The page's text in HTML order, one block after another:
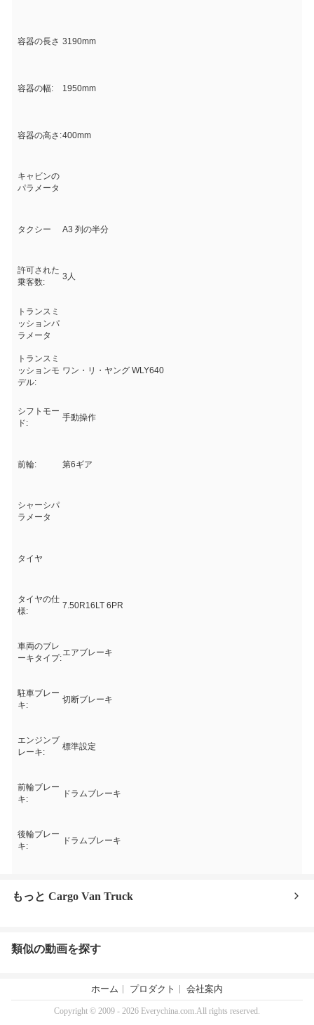
容器の長さ 3190mm
容器の幅: 1950mm
容器の高さ:400mm
キャビンの
パラメータ
タクシー A3 列の半分
許可された
乗客数:
3人
トランスミ
ッションパ
ラメータ
トランスミ
ッションモ
デル:
ワン・リ・ヤング WLY640
シフトモー
ド:
手動操作
前輪: 第6ギア
シャーシパ
ラメータ
タイヤ
タイヤの仕
様:
7.50R16LT 6PR
車両のブレ
ーキタイプ:
エアブレーキ
駐車ブレー
キ:
切断ブレーキ
エンジンブ
レーキ:
標準設定
前輪ブレー
キ:
ドラムブレーキ
後輪ブレー
キ:
ドラムブレーキ
もっと Cargo Van Truck
類似の動画を探す
ホーム プロダクト 会社案内
Copyright © 2009 - 2026 Everychina.com.All rights reserved.